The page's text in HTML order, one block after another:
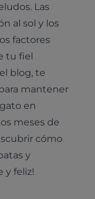
Las
al sol y los
factores
tu fiel
blog, te
mantener
en
meses de
cómo
y
y feliz!